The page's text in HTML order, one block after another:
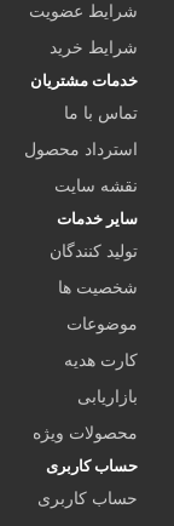
شرایط عضویت
شرایط خرید
خدمات مشتریان
تماس با ما
استرداد محصول
نقشه سایت
سایر خدمات
تولید کنندگان
شخصیت ها
موضوعات
کارت هدیه
بازاریابی
محصولات ویژه
حساب کاربری
حساب کاربری